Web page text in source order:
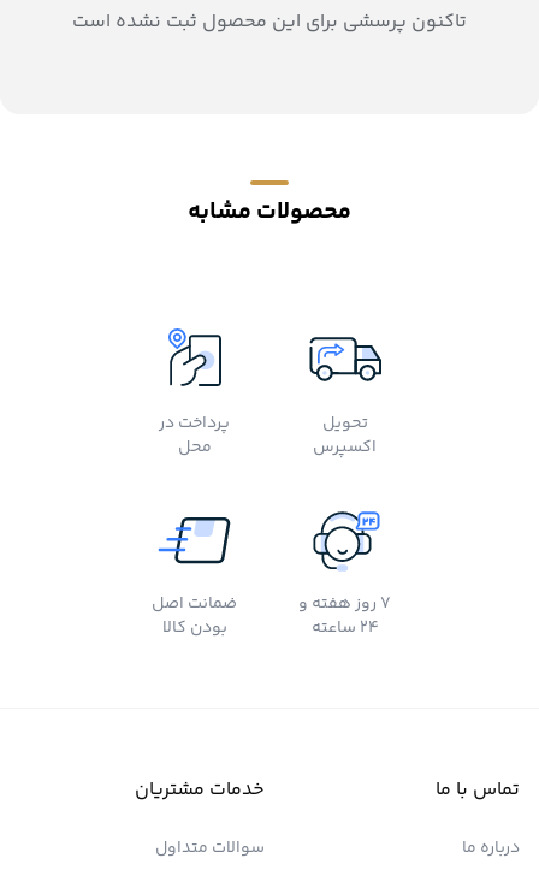
تاکنون پرسشی برای این محصول ثبت نشده است
محصولات مشابه
تحویل
اکسپرس
پرداخت در
محل
7 روز هفته و
24 ساعته
ضمانت اصل
بودن کالا
تماس با ما
درباره ما
خدمات مشتریان
سوالات متداول